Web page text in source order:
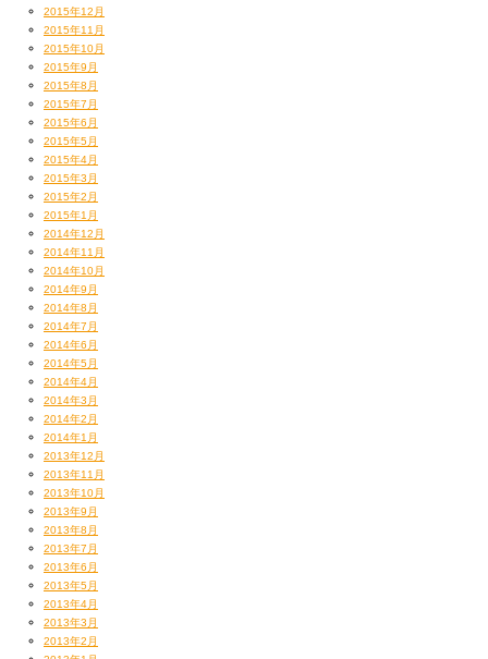
2015年12月
2015年11月
2015年10月
2015年9月
2015年8月
2015年7月
2015年6月
2015年5月
2015年4月
2015年3月
2015年2月
2015年1月
2014年12月
2014年11月
2014年10月
2014年9月
2014年8月
2014年7月
2014年6月
2014年5月
2014年4月
2014年3月
2014年2月
2014年1月
2013年12月
2013年11月
2013年10月
2013年9月
2013年8月
2013年7月
2013年6月
2013年5月
2013年4月
2013年3月
2013年2月